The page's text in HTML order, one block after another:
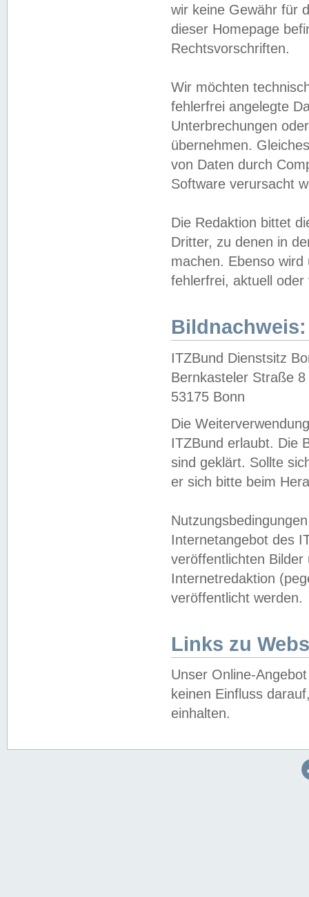
wir keine Gewähr für
dieser Homepage
Rechtsvorschriften.
Wir möchten
fehlerfrei angelegte
Unterbrechungen
übernehmen.
von Daten durch
Software verursacht
Die Redaktion bittet
Dritter, zu denen in
machen. Ebenso
fehlerfrei, aktuell oder
Bildnachweis:
ITZBund Dienstsitz
Bernkasteler Straße 8
53175 Bonn
Die
ITZBund erlaubt. Die
sind geklärt. Sollte
er sich bitte beim
Internetangebot des
veröffentlichten
Internetredaktion
veröffentlicht werden.
Links zu
Unser Online-
keinen Einfluss
einhalten.